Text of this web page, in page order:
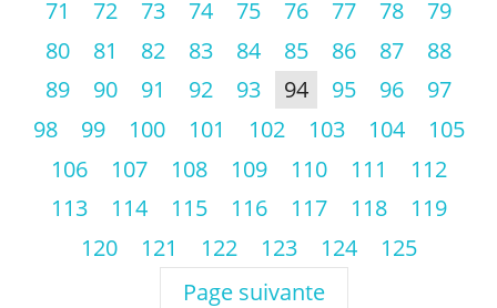
71
72 73 74 75 76 77 78
79
80
81 82 83 84 85 86 87
88
89
90 91 92 93 94 95 96
97
98
99 100 101 102 103 104
105
106
107 108 109 110 111
112
113
114 115 116 117 118
119
120
121 122 123 124
125
Page suivante